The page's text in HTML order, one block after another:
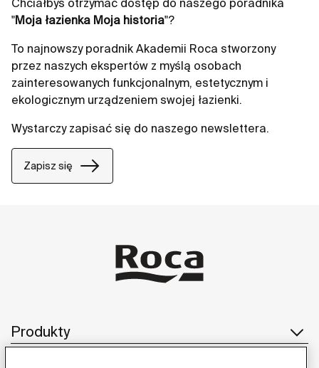
Chciałbyś otrzymać dostęp do naszego poradnika
"Moja łazienka Moja historia"?
To najnowszy poradnik Akademii Roca stworzony
przez naszych ekspertów z myślą osobach
zainteresowanych funkcjonalnym, estetycznym i
ekologicznym urządzeniem swojej łazienki.
Wystarczy zapisać się do naszego newslettera.
Zapisz się
Produkty